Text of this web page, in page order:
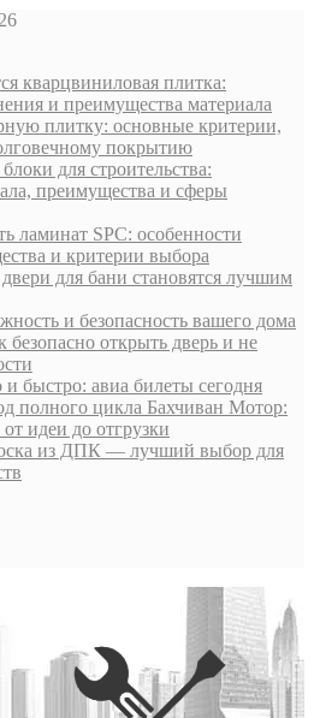
кварцвиниловая плитка:
и преимущества материала
плитку: основные критерии,
покрытию
для строительства:
преимущества и сферы
ламинат SPC: особенности
и критерии выбора
для бани становятся лучшим
и безопасность вашего дома
безопасно открыть дверь и не
быстро: авиа билеты сегодня
полного цикла Бахчиван Мотор:
идеи до отгрузки
из ДПК — лучший выбор для